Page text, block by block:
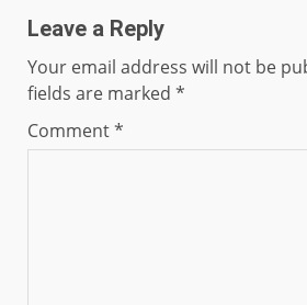
Leave a Reply
Your email address will not be
fields are marked *
Comment*